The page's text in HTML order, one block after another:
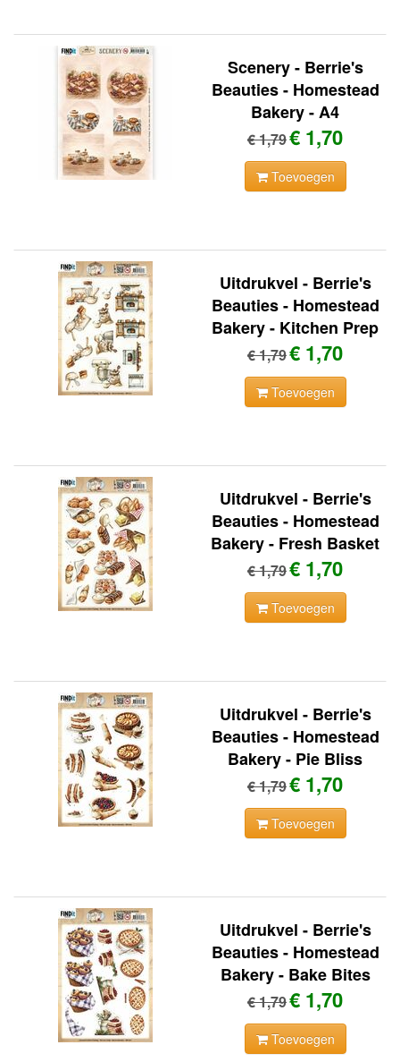
Scenery - Berrie's
Beauties - Homestead
Bakery - A4
€ 1,79€ 1,70
Toevoegen
Uitdrukvel - Berrie's
Beauties - Homestead
Bakery - Kitchen Prep
€ 1,79€ 1,70
Toevoegen
Uitdrukvel - Berrie's
Beauties - Homestead
Bakery - Fresh Basket
€ 1,79€ 1,70
Toevoegen
Uitdrukvel - Berrie's
Beauties - Homestead
Bakery - Pie Bliss
€ 1,79€ 1,70
Toevoegen
Uitdrukvel - Berrie's
Beauties - Homestead
Bakery - Bake Bites
€ 1,79€ 1,70
Toevoegen